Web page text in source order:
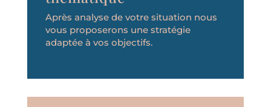
Après analyse de votre situation nous
vous proposerons une stratégie
adaptée à vos objectifs.